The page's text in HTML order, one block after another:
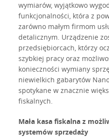
wymiarów, wyjątkowo
funkcjonalności, która z
zarówno małym firmom
detalicznym. Urządzenie
przedsiębiorcach, którzy
szybkiej pracy oraz
konieczności wymiany
niewielkich gabarytów
spotykane w znacznie
fiskalnych.
Mała kasa fiskalna z
systemów sprzedaży